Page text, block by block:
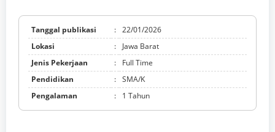
Tanggal publikasi : 22/01/2026
Lokasi
:
Jawa Barat
Jenis Pekerjaan
:
Full Time
Pendidikan
: SMA/K
Pengalaman
: 1 Tahun